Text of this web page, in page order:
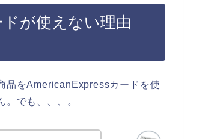
が使えない理由
品をAmericanExpressカードを使
でも、、、。